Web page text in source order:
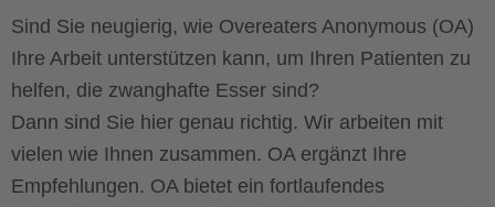
Sind Sie neugierig, wie Overeaters Anonymous (OA)
Ihre Arbeit unterstützen kann, um Ihren Patienten zu
helfen, die zwanghafte Esser sind?
Dann sind Sie hier genau richtig. Wir arbeiten mit
vielen wie Ihnen zusammen. OA ergänzt Ihre
Empfehlungen. OA bietet ein fortlaufendes